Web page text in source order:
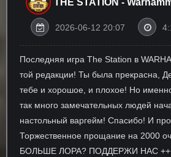
2026-06-12 20:07
Последняя игра The Station в
той редакции! Ты была прекрасна,
тебе и хорошое, и плохое! Но
так много замечательных людей
настольный варгейм! Спасибо! И
Торжественное прощание на 2000
БОЛЬШЕ ЛОРА? ПОДДЕРЖИ НАС